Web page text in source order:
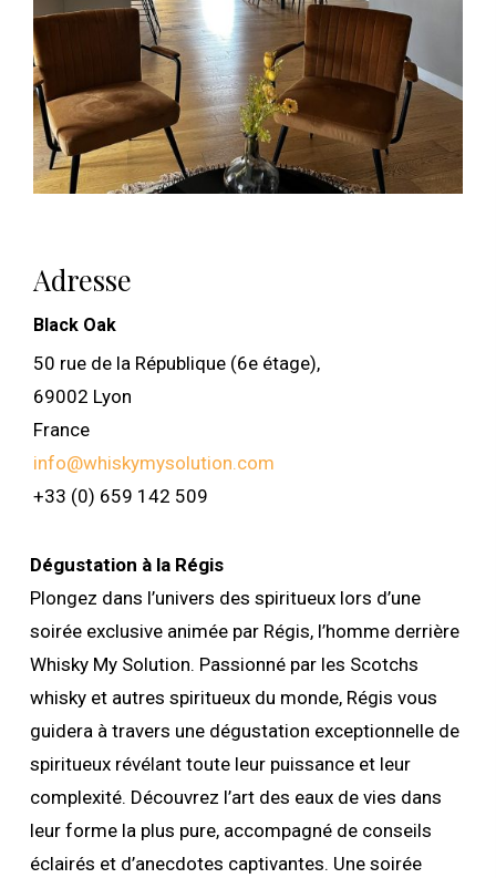
Adresse
Black Oak
50 rue de la République (6e étage),
69002 Lyon
France
info@whiskymysolution.com
+33 (0) 659 142 509
Dégustation à la Régis
Plongez dans l’univers des spiritueux lors d’une
soirée exclusive animée par Régis, l’homme derrière
Whisky My Solution. Passionné par les Scotchs
whisky et autres spiritueux du monde, Régis vous
guidera à travers une dégustation exceptionnelle de
spiritueux révélant toute leur puissance et leur
complexité. Découvrez l’art des eaux de vies dans
leur forme la plus pure, accompagné de conseils
éclairés et d’anecdotes captivantes. Une soirée